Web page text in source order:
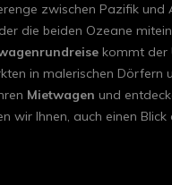
zwischen Pazifik
die beiden Ozeane
kommt der
in malerischen Dörfern
Mietwagen und
wir Ihnen, auch einen Blick